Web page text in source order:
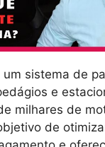
um sistema de
e
milhares de
de